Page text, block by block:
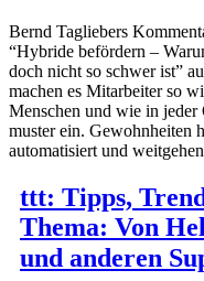
Bernd Tagliebers
“Hybride befördern –
doch nicht so schwer ist”
machen es Mitar­beiter so
Menschen und wie in
muster ein. Gewohn­heiten
automa­ti­siert und
ttt: Tipps,
Thema: Von
und anderen